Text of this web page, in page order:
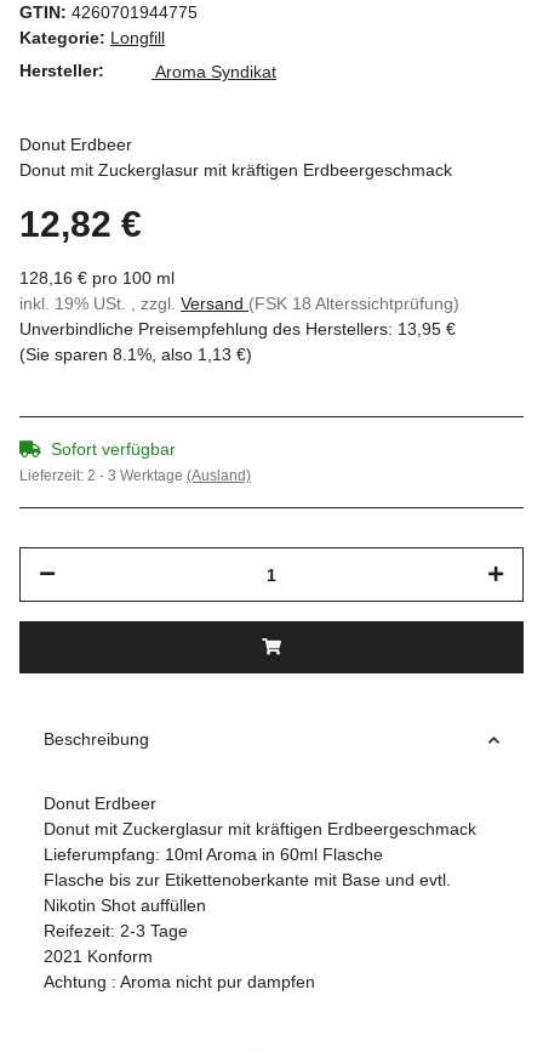
GTIN: 4260701944775
Kategorie: Longfill
Hersteller:
Aroma Syndikat
Donut Erdbeer
Donut mit Zuckerglasur mit kräftigen Erdbeergeschmack
12,82 €
128,16 € pro 100 ml
inkl. 19% USt. , zzgl. Versand (FSK 18 Alterssichtprüfung)
Unverbindliche Preisempfehlung des Herstellers: 13,95 €
(Sie sparen 8.1%, also 1,13 €)
Sofort verfügbar
Lieferzeit: 2 - 3 Werktage (Ausland)
Beschreibung
Donut Erdbeer
Donut mit Zuckerglasur mit kräftigen Erdbeergeschmack
Lieferumpfang: 10ml Aroma in 60ml Flasche
Flasche bis zur Etikettenoberkante mit Base und evtl.
Nikotin Shot auffüllen
Reifezeit: 2-3 Tage
2021 Konform
Achtung : Aroma nicht pur dampfen